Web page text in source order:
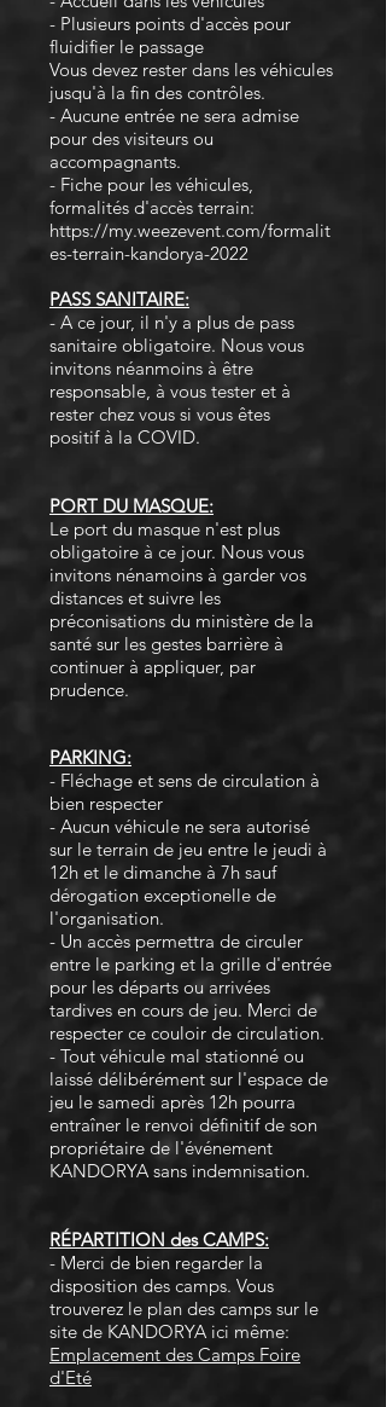
- Plusieurs points d'accès pour
fluidifier le passage
Vous devez rester dans les véhicules
jusqu'à la fin des contrôles.
- Aucune entrée ne sera admise
pour des visiteurs ou
accompagnants.
- Fiche pour les véhicules,
formalités d'accès terrain:
https://my.weezevent.com/formalit
es-terrain-kandorya-2022
PASS SANITAIRE:
- A ce jour, il n'y a plus de pass
sanitaire obligatoire. Nous vous
invitons néanmoins à être
responsable, à vous tester et à
rester chez vous si vous êtes
positif à la COVID.
PORT DU MASQUE:
Le port du masque n'est plus
obligatoire à ce jour. Nous vous
invitons nénamoins à garder vos
distances et suivre les
préconisations du ministère de la
santé sur les gestes barrière à
continuer à appliquer, par
prudence.
PARKING:
- Fléchage et sens de circulation à
bien respecter
- Aucun véhicule ne sera autorisé
sur le terrain de jeu entre le jeudi à
12h et le dimanche à 7h sauf
dérogation exceptionelle de
l'organisation.
- Un accès permettra de circuler
entre le parking et la grille d'entrée
pour les départs ou arrivées
tardives en cours de jeu. Merci de
respecter ce couloir de circulation.
- Tout véhicule mal stationné ou
laissé délibérément sur l'espace de
jeu le samedi après 12h pourra
entraîner le renvoi définitif de son
propriétaire de l'événement
KANDORYA sans indemnisation.
RÉPARTITION des CAMPS:
- Merci de bien regarder la
disposition des camps. Vous
trouverez le plan des camps sur le
site de KANDORYA ici même:
Emplacement des Camps Foire
d'Eté